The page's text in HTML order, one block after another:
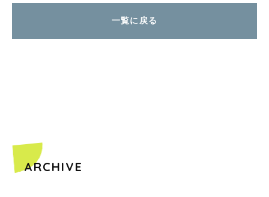
一覧に戻る
ARCHIVE